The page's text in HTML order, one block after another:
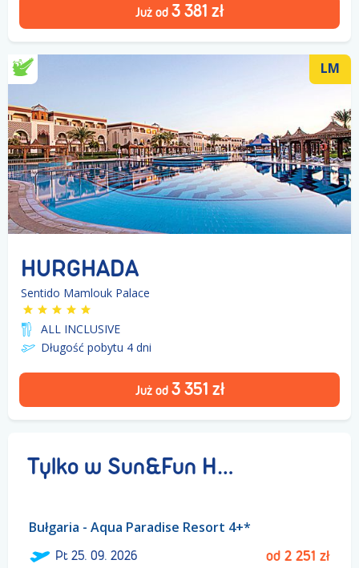
Już od 3 381 zł
LM
HURGHADA
Sentido Mamlouk Palace
ALL INCLUSIVE
Długość pobytu 4 dni
Już od 3 351 zł
Tylko w Sun&Fun Holidays!
Bułgaria - Aqua Paradise Resort 4+*
Pt25. 09. 2026 od 2 251 zł